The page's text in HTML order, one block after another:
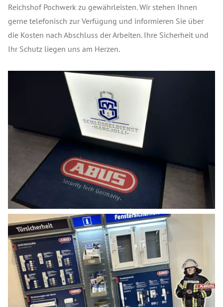
Reichshof Pochwerk zu gewährleisten. Wir stehen Ihnen
gerne telefonisch zur Verfügung und informieren Sie über
die Kosten nach Abschluss der Arbeiten. Ihre Sicherheit und
Ihr Schutz liegen uns am Herzen.